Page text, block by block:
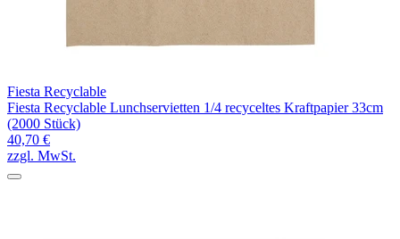
Fiesta Recyclable
Fiesta Recyclable Lunchservietten 1/4 recyceltes Kraftpapier 33cm
(2000 Stück)
40,70 €
zzgl. MwSt.